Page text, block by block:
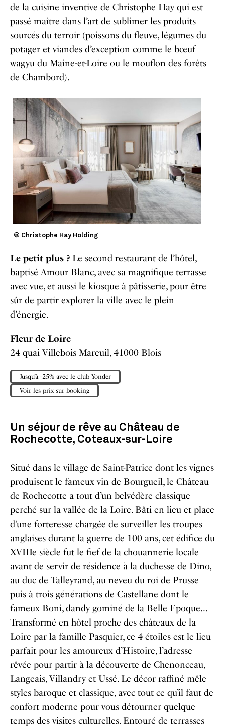
de la cuisine inventive de Christophe Hay qui est
passé maître dans l’art de sublimer les produits
sourcés du terroir (poissons du fleuve, légumes du
potager et viandes d’exception comme le bœuf
wagyu du Maine-et-Loire ou le mouflon des forêts
de Chambord).
© Christophe Hay Holding
Le petit plus ? Le second restaurant de l’hôtel,
baptisé Amour Blanc, avec sa magnifique terrasse
avec vue, et aussi le kiosque à pâtisserie, pour être
sûr de partir explorer la ville avec le plein
d’énergie.
Fleur de Loire
24 quai Villebois Mareuil, 41000 Blois
Jusqu’à -25% avec le club Yonder
Voir les prix sur booking
Un séjour de rêve au Château de
Rochecotte, Coteaux-sur-Loire
Situé dans le village de Saint-Patrice dont les vignes
produisent le fameux vin de Bourgueil, le Château
de Rochecotte a tout d’un belvédère classique
perché sur la vallée de la Loire. Bâti en lieu et place
d’une forteresse chargée de surveiller les troupes
anglaises durant la guerre de 100 ans, cet édifice du
XVIIIe siècle fut le fief de la chouannerie locale
avant de servir de résidence à la duchesse de Dino,
au duc de Talleyrand, au neveu du roi de Prusse
puis à trois générations de Castellane dont le
fameux Boni, dandy gominé de la Belle Epoque…
Transformé en hôtel proche des châteaux de la
Loire par la famille Pasquier, ce 4 étoiles est le lieu
parfait pour les amoureux d’Histoire, l’adresse
rêvée pour partir à la découverte de Chenonceau,
Langeais, Villandry et Ussé. Le décor raffiné mêle
styles baroque et classique, avec tout ce qu’il faut de
confort moderne pour vous détourner quelque
temps des visites culturelles. Entouré de terrasses